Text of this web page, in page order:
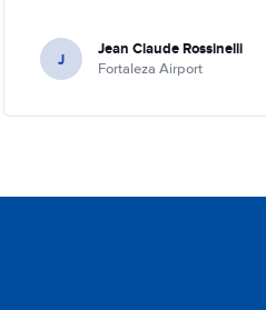
J Jean Claude Rossinelli
Fortaleza Airport